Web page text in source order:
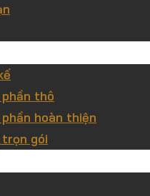
thô
hoàn thiện
gói